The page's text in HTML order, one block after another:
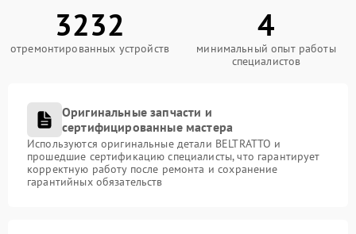
3232
отремонтированных устройств
4
минимальный опыт работы
специалистов
Оригинальные запчасти и
сертифицированные мастера
Используются оригинальные детали BELTRATTO и
прошедшие сертификацию специалисты, что гарантирует
корректную работу после ремонта и сохранение
гарантийных обязательств